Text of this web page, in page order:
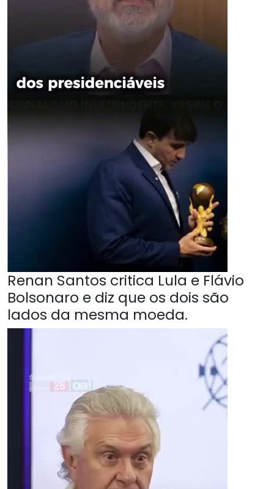
Renan Santos critica Lula e Flávio
Bolsonaro e diz que os dois são
lados da mesma moeda.